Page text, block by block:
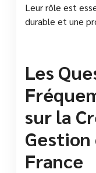
Leur rôle est
durable et une
Les
sur la
Gestion
France